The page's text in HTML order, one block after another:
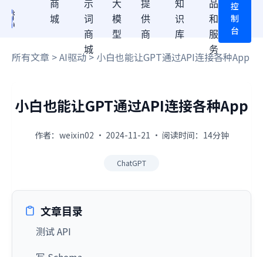
商
城
示
词
商
城
大
模
型
提
供
商
知
识
库
品
和
服
务
控
制
台
所有文章 >AI驱动> 小白也能让GPT通过API连接各种App
小白也能让GPT通过API连接各种App
作者：weixin02 · 2024-11-21 · 阅读时间：14分钟
ChatGPT
文章目录
测试 API